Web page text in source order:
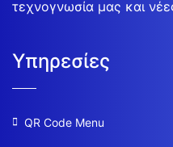
τεχνογνωσία μας και
Υπηρεσίες
QR Code Menu